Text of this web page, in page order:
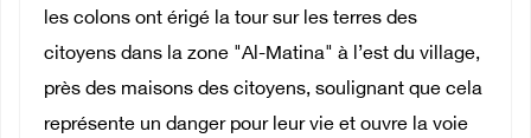
les colons ont érigé la tour sur les terres des
citoyens dans la zone "Al-Matina" à l’est du village,
près des maisons des citoyens, soulignant que cela
représente un danger pour leur vie et ouvre la voie